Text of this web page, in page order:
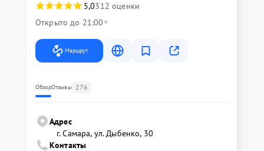
5,0312 оценки
Открыто до 21:00
Маршрут
ОбзорОтзывы 276
Адрес
г. Самара, ул. Дыбенко, 30
Контакты